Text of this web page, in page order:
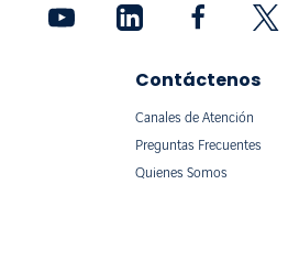
Contáctenos
Canales de Atención
Preguntas Frecuentes
Quienes Somos